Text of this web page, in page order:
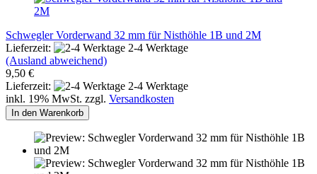
Schwegler Vorderwand 32 mm für Nisthöhle 1B und 2M
Lieferzeit:
2-4 Werktage
(Ausland abweichend)
9,50 €
Lieferzeit:
2-4 Werktage
inkl. 19% MwSt. zzgl. Versandkosten
In den Warenkorb